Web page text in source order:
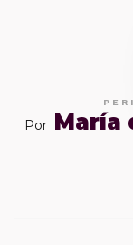
Por María